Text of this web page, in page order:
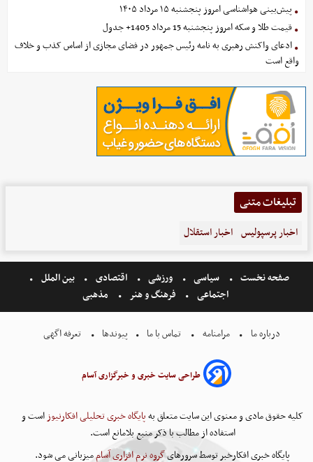
پیش‌بینی هواشناسی امروز پنجشنبه ۱۵ مرداد ۱۴۰۵
قیمت طلا و سکه امروز پنجشنبه 15 مرداد 1405+ جدول
ادعای واکنش رهبری به نامه رئیس جمهور در فضای مجازی از اساس کذب و خلاف
واقع است
تبلیغات متنی
اخبار پرسپولیس اخبار استقلال
صفحه نخست سیاسی ورزشی اقتصادی
بین الملل
اجتماعی
فرهنگ و هنر مذهبی
درباره ما مرامنامه تماس با ما پیوندها تعرفه اگهی
طراحی سایت خبری و خبرگزاری آسام
کلیه حقوق مادی و معنوی این سایت متعلق بهپایگاه خبری تحلیلی افکارنیوزاست و
استفاده از مطالب با ذکر منبع بلامانع است.
پایگاه خبری افکارخبر توسط سرورهایگروه نرم افزاری آساممیزبانی می شود.